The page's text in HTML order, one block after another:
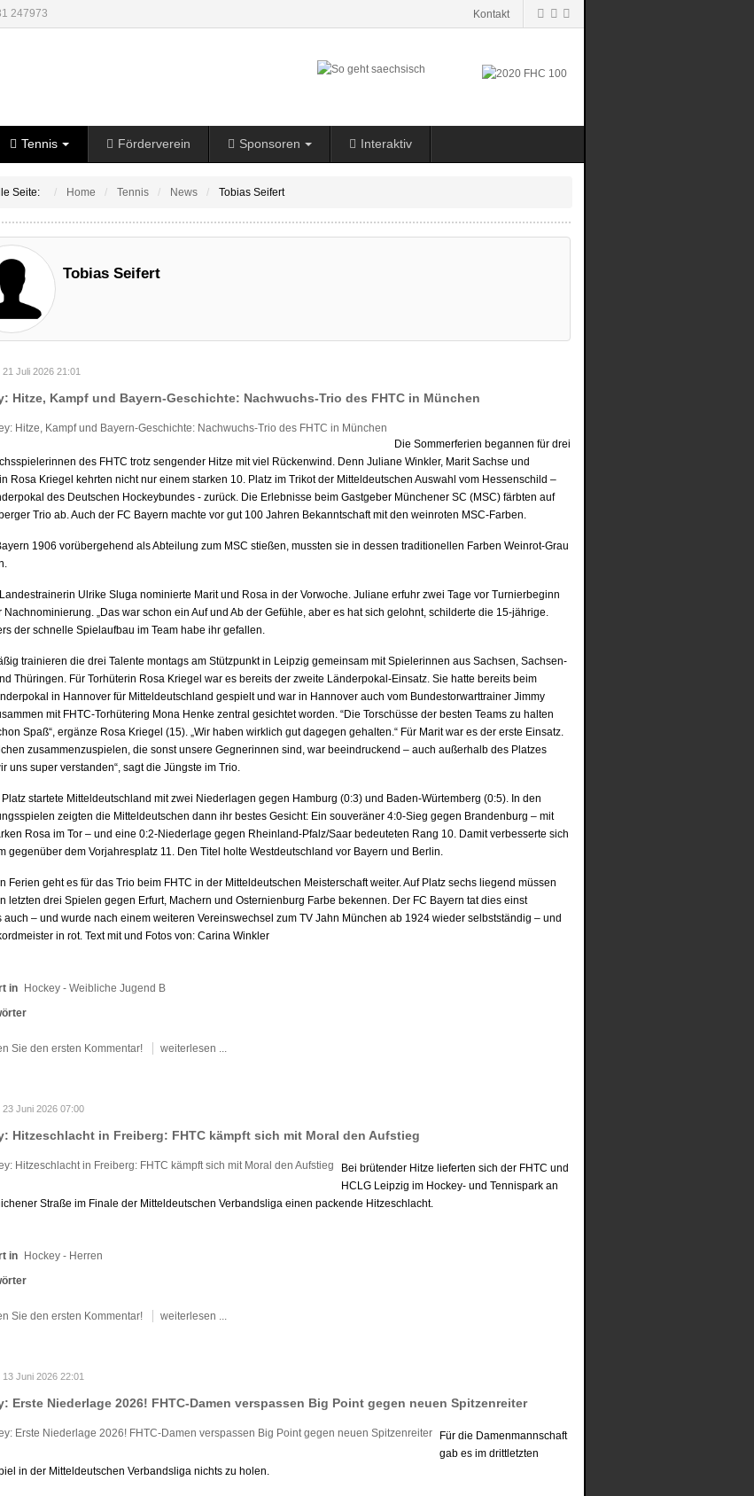
247973 Kontakt
Tennis Förderverein Sponsoren Interaktiv
Seite: Home Tennis News Tobias Seifert
Tobias Seifert
21 Juli 2026 21:01
Hitze, Kampf und Bayern-Geschichte: Nachwuchs-Trio des FHTC in München
Die Sommerferien begannen für drei
des FHTC trotz sengender Hitze mit viel Rückenwind. Denn Juliane Winkler, Marit Sachse und
Rosa Kriegel kehrten nicht nur einem starken 10. Platz im Trikot der Mitteldeutschen Auswahl vom Hessenschild –
des Deutschen Hockeybundes - zurück. Die Erlebnisse beim Gastgeber Münchener SC (MSC) färbten auf
Trio ab. Auch der FC Bayern machte vor gut 100 Jahren Bekanntschaft mit den weinroten MSC-Farben.
1906 vorübergehend als Abteilung zum MSC stießen, mussten sie in dessen traditionellen Farben Weinrot-Grau
Ulrike Sluga nominierte Marit und Rosa in der Vorwoche. Juliane erfuhr zwei Tage vor Turnierbeginn
Nachnominierung. „Das war schon ein Auf und Ab der Gefühle, aber es hat sich gelohnt, schilderte die 15-jährige.
der schnelle Spielaufbau im Team habe ihr gefallen.
trainieren die drei Talente montags am Stützpunkt in Leipzig gemeinsam mit Spielerinnen aus Sachsen, Sachsen-
Thüringen. Für Torhüterin Rosa Kriegel war es bereits der zweite Länderpokal-Einsatz. Sie hatte bereits beim
in Hannover für Mitteldeutschland gespielt und war in Hannover auch vom Bundestorwarttrainer Jimmy
mit FHTC-Torhütering Mona Henke zentral gesichtet worden. “Die Torschüsse der besten Teams zu halten
Spaß“, ergänze Rosa Kriegel (15). „Wir haben wirklich gut dagegen gehalten.“ Für Marit war es der erste Einsatz.
zusammenzuspielen, die sonst unsere Gegnerinnen sind, war beeindruckend – auch außerhalb des Platzes
uns super verstanden“, sagt die Jüngste im Trio.
startete Mitteldeutschland mit zwei Niederlagen gegen Hamburg (0:3) und Baden-Würtemberg (0:5). In den
zeigten die Mitteldeutschen dann ihr bestes Gesicht: Ein souveräner 4:0-Sieg gegen Brandenburg – mit
Rosa im Tor – und eine 0:2-Niederlage gegen Rheinland-Pfalz/Saar bedeuteten Rang 10. Damit verbesserte sich
gegenüber dem Vorjahresplatz 11. Den Titel holte Westdeutschland vor Bayern und Berlin.
Ferien geht es für das Trio beim FHTC in der Mitteldeutschen Meisterschaft weiter. Auf Platz sechs liegend müssen
letzten drei Spielen gegen Erfurt, Machern und Osternienburg Farbe bekennen. Der FC Bayern tat dies einst
auch – und wurde nach einem weiteren Vereinswechsel zum TV Jahn München ab 1924 wieder selbstständig – und
in rot. Text mit und Fotos von: Carina Winkler
in Hockey - Weibliche Jugend B
Sie den ersten Kommentar! weiterlesen ...
23 Juni 2026 07:00
Hitzeschlacht in Freiberg: FHTC kämpft sich mit Moral den Aufstieg
Bei brütender Hitze lieferten sich der FHTC und
HCLG Leipzig im Hockey- und Tennispark an
Straße im Finale der Mitteldeutschen Verbandsliga einen packende Hitzeschlacht.
in Hockey - Herren
Sie den ersten Kommentar! weiterlesen ...
Juni 2026 22:01
Erste Niederlage 2026! FHTC-Damen verspassen Big Point gegen neuen Spitzenreiter
Für die Damenmannschaft
gab es im drittletzten
in der Mitteldeutschen Verbandsliga nichts zu holen.